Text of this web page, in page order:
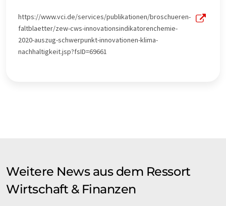
https://www.vci.de/services/publikationen/broschueren-
faltblaetter/zew-cws-innovationsindikatorenchemie-
2020-auszug-schwerpunkt-innovationen-klima-
nachhaltigkeit.jsp?fsID=69661
Weitere News aus dem Ressort
Wirtschaft & Finanzen